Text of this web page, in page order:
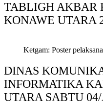
TABLIGH AKBAR
KONAWE UTARA
Ketgam: Poster
DINAS
INFORMATIKA
UTARA SABTU